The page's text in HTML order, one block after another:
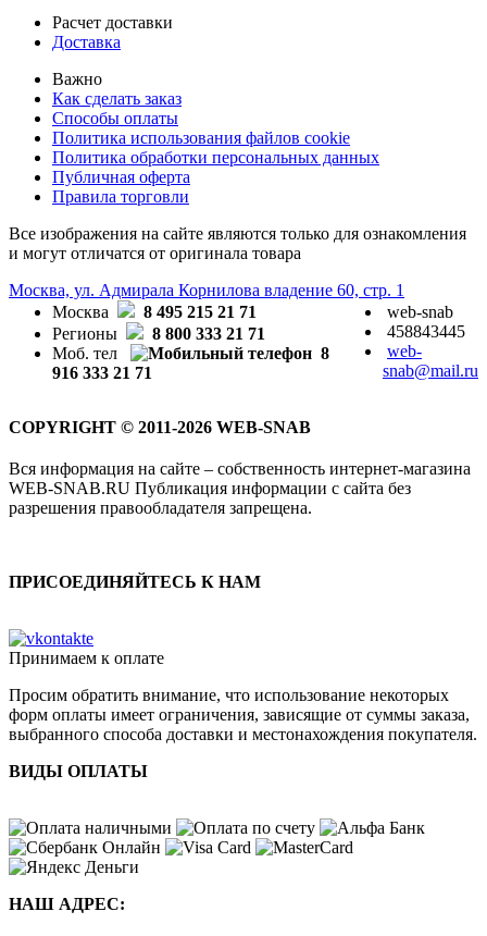
Расчет доставки
Доставка
Важно
Как сделать заказ
Способы оплаты
Политика использования файлов cookie
Политика обработки персональных данных
Публичная оферта
Правила торговли
Все изображения на сайте являются только для ознакомления
и могут отличатся от оригинала товара
Москва, ул. Адмирала Корнилова владение 60, стр. 1
Москва
8 495 215 21 71
Регионы
8 800 333 21 71
Моб. тел
8
916 333 21 71
web-snab
458843445
web-
snab@mail.ru
COPYRIGHT © 2011-2026 WEB-SNAB
Вся информация на сайте – собственность интернет-магазина
WEB-SNAB.RU Публикация информации с сайта без
разрешения правообладателя запрещена.
ПРИСОЕДИНЯЙТЕСЬ К НАМ
Принимаем к оплате
Просим обратить внимание, что использование некоторых
форм оплаты имеет ограничения, зависящие от суммы заказа,
выбранного способа доставки и местонахождения покупателя.
ВИДЫ ОПЛАТЫ
НАШ АДРЕС: